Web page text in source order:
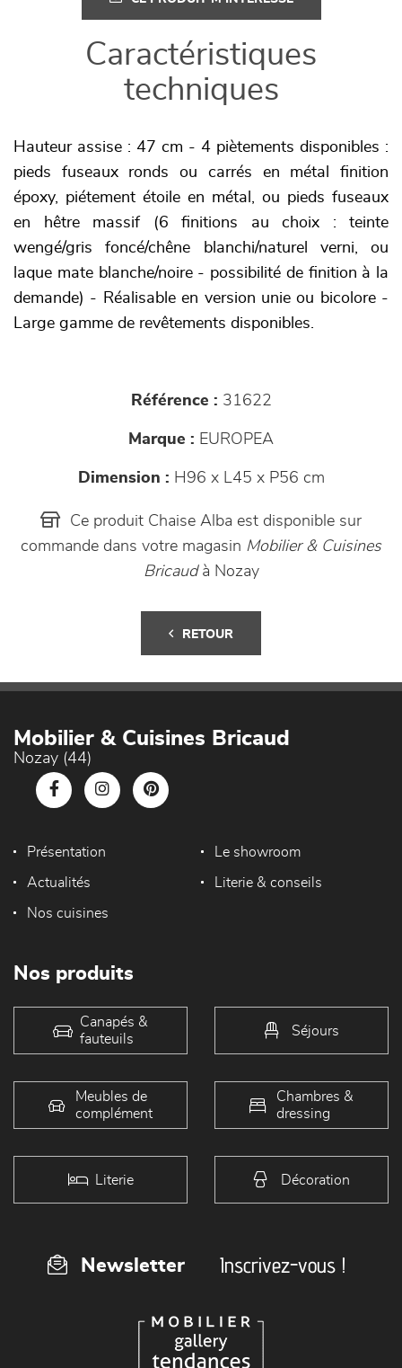
Caractéristiques
techniques
Hauteur assise : 47 cm - 4 piètements disponibles :
pieds fuseaux ronds ou carrés en métal finition
époxy, piétement étoile en métal, ou pieds fuseaux
en hêtre massif (6 finitions au choix : teinte
wengé/gris foncé/chêne blanchi/naturel verni, ou
laque mate blanche/noire - possibilité de finition à la
demande) - Réalisable en version unie ou bicolore -
Large gamme de revêtements disponibles.
Référence : 31622
Marque : EUROPEA
Dimension : H96 x L45 x P56 cm
Ce produit Chaise Alba est disponible sur
commande dans votre magasin Mobilier & Cuisines
Bricaudà Nozay
RETOUR
Mobilier & Cuisines Bricaud
Nozay (44)
Présentation Le showroom
Actualités Literie & conseils
Nos cuisines
Nos produits
Canapés &
fauteuils
Séjours
Meubles de
complément
Chambres &
dressing
Literie Décoration
Newsletter Inscrivez-vous !